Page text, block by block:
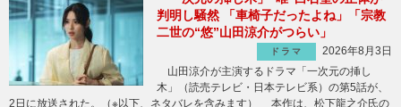
判明し騒然 「車椅子だったよね」「宗教
二世の“悠”山田涼介がつらい」
ドラマ
2026年8月3日
山田涼介が主演するドラマ「一次元の挿し
木」（読売テレビ・日本テレビ系）の第5話が、
2日に放送された。（※以下、ネタバレを含みます） 本作は、松下龍之介氏の